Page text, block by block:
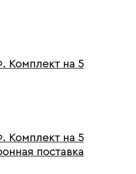
Комплект на 5
Комплект на 5
поставка